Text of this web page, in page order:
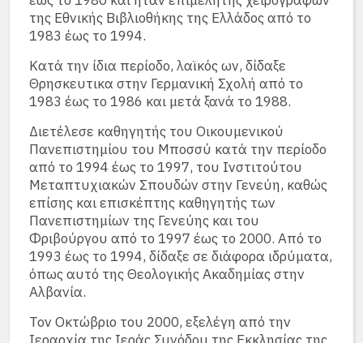
της Εθνικής Βιβλιοθήκης της Ελλάδος από το
1983 έως το 1994.
Κατά την ίδια περίοδο, λαϊκός ων, δίδαξε
Θρησκευτικα στην Γερμανική Σχολή από το
1983 έως το 1986 και μετά ξανά το 1988.
Διετέλεσε καθηγητής του Οικουμενικού
Πανεπιστημίου του Μποσσύ κατά την περίοδο
από το 1994 έως το 1997, του Ινστιτούτου
Μεταπτυχιακών Σπουδών στην Γενεύη, καθώς
επίσης και επισκέπτης καθηγητής των
Πανεπιστημίων της Γενεύης και του
Φριβούργου από το 1997 έως το 2000. Από το
1993 έως το 1994, δίδαξε σε διάφορα ιδρύματα,
όπως αυτό της Θεολογικής Ακαδημίας στην
Αλβανία.
Τον Οκτώβριο του 2000, εξελέγη από την